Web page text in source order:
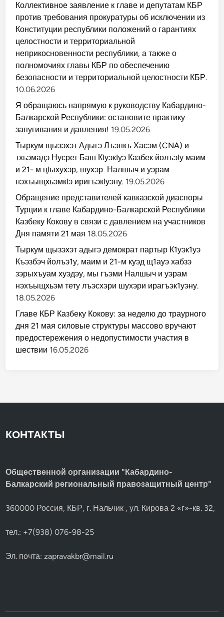
Коллективное заявление к главе и депутатам КБР
против требования прокуратуры об исключении из
Конституции республики положений о гарантиях
целостности и территориальной
неприкосновенности республики, а также о
полномочиях главы КБР по обеспечению
безопасности и территориальной целостности КБР.
10.06.2026
Я обращаюсь напрямую к руководству Кабардино-
Балкарской Республики: остановите практику
запугивания и давления! 19.05.2026
Тыркум щызэхэт Адыгэ Лъэпкъ Хасэм (CNA) и
тхьэмадэ Нусрет Баш КIуэкIуэ Казбек йолъэIу маим
и 21- м цIыхухэр, шухэр Налшыч и уэрам
нэхъыщхьэмкIэ иригъэкIуэну. 19.05.2026
Обращение представителей кавказской диаспоры
Турции к главе Кабардино-Балкарской Республики
Казбеку Кокову в связи с давлением на участников
Дня памяти 21 мая 18.05.2026
Тыркум щызэхэт адыгэ демократ партыр К1уэк1уэ
Къэзбэч йолъэ1у, маим и 21-м куэд щ1ауэ хабзэ
зэрыхъуам хуэдэу, мы гъэми Налшыч и уэрам
нэхъыщхьэм тету лъэсхэри шухэри ирагъэк1уэну.
18.05.2026
Главе КБР Казбеку Кокову: за неделю до траурного
дня 21 мая силовые структуры массово вручают
предостережения о недопустимости участия в
шествии 16.05.2026
КОНТАКТЫ
Общественной организации "Кабардино-
Балкарский региональный правозащитный центр"
360000 Россия, КБР, г. Нальчик , ул. Кирова 2 «г»-кв. 32,
тел.: +7(938) 076-98-25
Эл. почта:zapravakbr@mail.ru